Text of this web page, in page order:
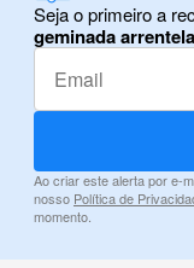
Seja o primeiro a
geminada arrentela
Ao criar este alerta por e-
nosso Política de
momento.